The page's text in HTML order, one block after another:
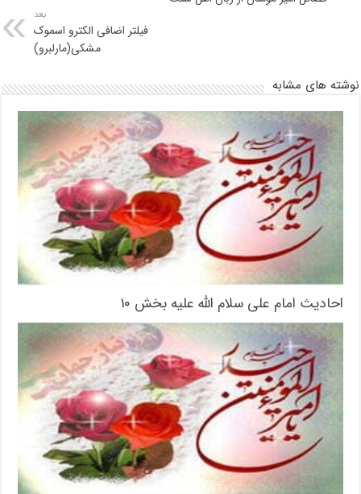
بعد
فیلتر اضافی الکترو اسموک
مشکی(مارلبرو)
نوشته های مشابه
احادیث امام علی سلام الله علیه بخش ۱۰